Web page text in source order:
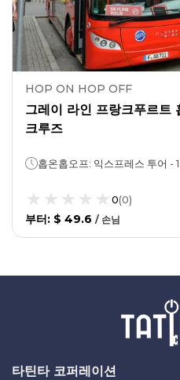
HOP ON HOP OFF
그레이 라인 프랑크푸르트
크루즈
0(0)
부터: $ 49.6 / 손님
타틴타 코퍼레이션